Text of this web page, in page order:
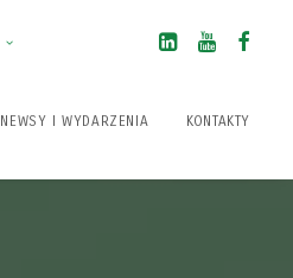
NEWSY I WYDARZENIA KONTAKTY